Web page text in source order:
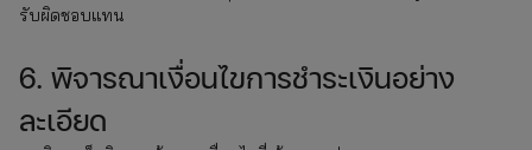
รับผิดชอบแทน
6. พิจารณาเงื่อนไขการชำระเงินอย่าง
ละเอียด